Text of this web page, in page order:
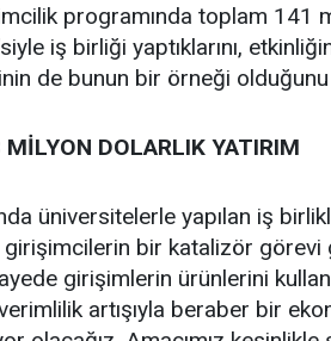
programında toplam 141
iş birliği yaptıklarını,
de bunun bir örneği
DOLARLIK YATIRIM
üniversitelerle yapılan iş
girişimcilerin bir katalizör görevi
girişimlerin ürünlerini
artışıyla beraber bir